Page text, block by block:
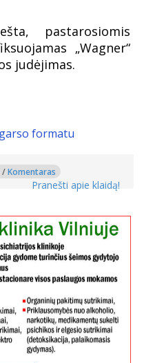
pastarosiomis
„Wagner“
judėjimas.
formatu
/Komentaras
Pranešti apie klaidą!